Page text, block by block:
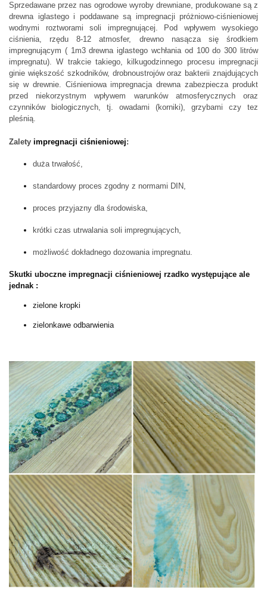
Sprzedawane przez nas ogrodowe wyroby drewniane, produkowane są z
drewna iglastego i poddawane są impregnacji próżniowo-ciśnieniowej
wodnymi roztworami soli impregnującej.
Pod wpływem wysokiego
ciśnienia, rzędu 8-12 atmosfer, drewno nasącza się środkiem
impregnującym ( 1m3 drewna iglastego wchłania od 100 do 300 litrów
impregnatu).W trakcie takiego, kilkugodzinnego procesu impregnacji
ginie większość szkodników, drobnoustrojów oraz bakterii znajdujących
się w drewnie. Ciśnieniowa impregnacja drewnazabezpiecza produkt
przed niekorzystnym wpływem warunków atmosferycznych oraz
czynników biologicznych, tj. owadami (korniki), grzybami czy tez
pleśnią.
Zalety impregnacji ciśnieniowej:
duża trwałość,
standardowy proces zgodny z normami DIN,
proces przyjazny dla środowiska,
krótki czas utrwalania soli impregnujących,
możliwość dokładnego dozowania impregnatu.
Skutki uboczne impregnacji ciśnieniowej rzadko występujące ale
jednak :
zielone kropki
zielonkawe odbarwienia